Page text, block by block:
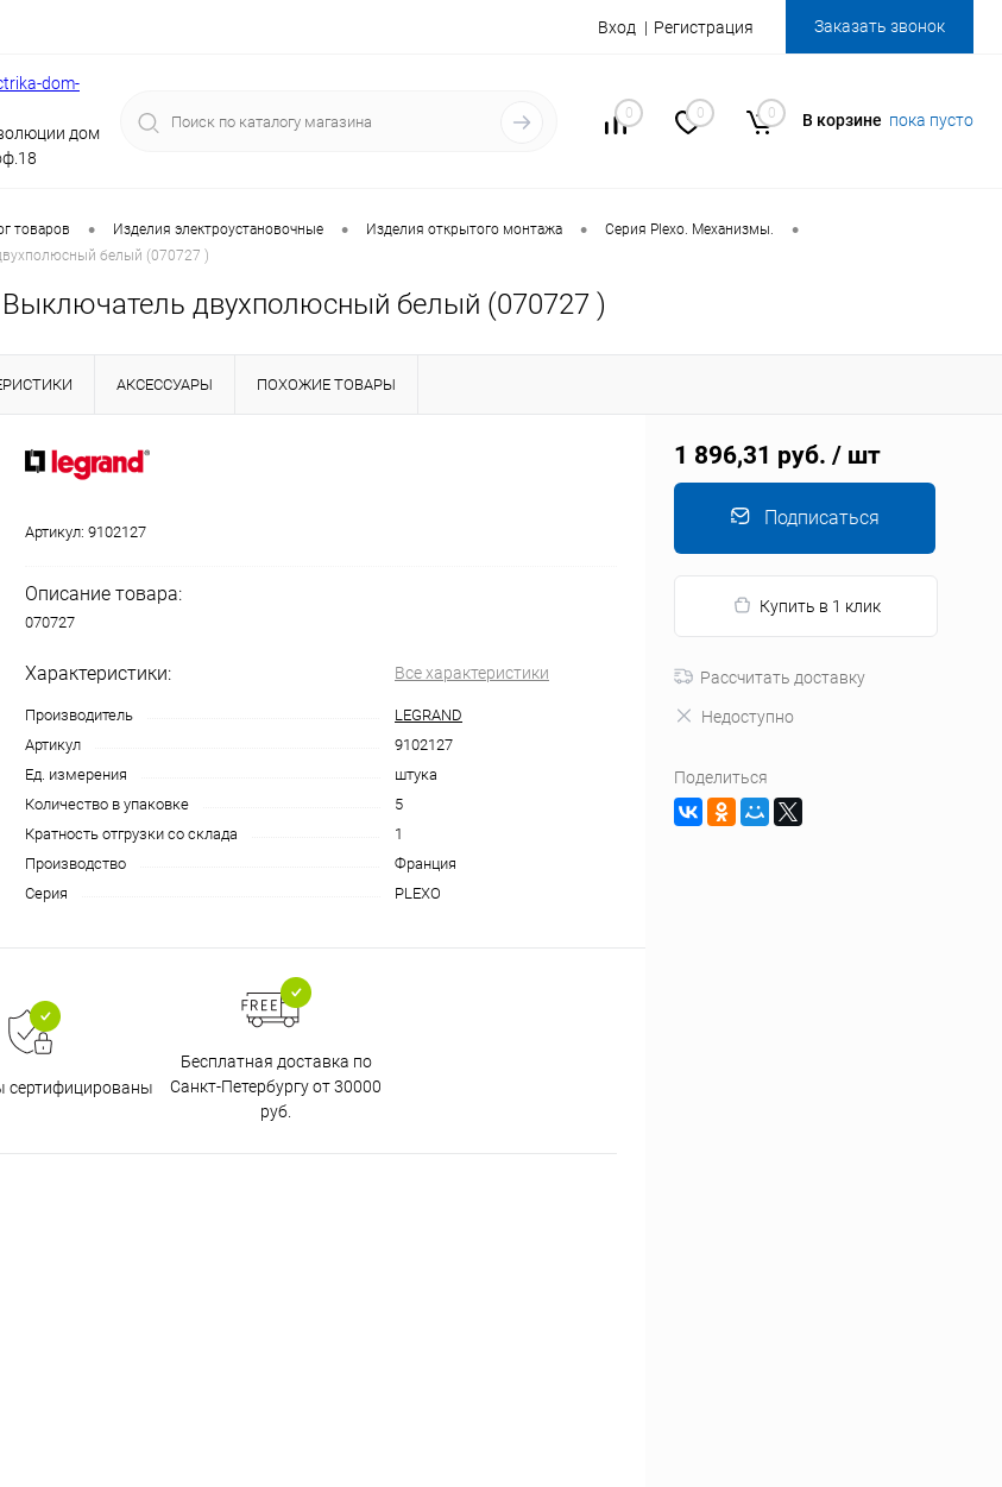
Вход Регистрация Заказать звонок
dom-
дом
0 0 0 В корзине пока пусто
товаров • Изделия электроустановочные • Изделия открытого монтажа • Серия Plexo. Механизмы. •
белый (070727 )
Выключатель двухполюсный белый (070727 )
АКСЕССУАРЫ ПОХОЖИЕ ТОВАРЫ
Артикул: 9102127
Описание товара:
070727
Характеристики: Все характеристики
Производитель
LEGRAND
Артикул
9102127
Ед. измерения
штука
Количество в упаковке
5
Кратность отгрузки со склада
1
Производство
Франция
Серия
PLEXO
сертифицированы
Бесплатная доставка по
Санкт-Петербургу от 30000
руб.
1 896,31 руб. / шт
Подписаться
Купить в 1 клик
Рассчитать доставку
Недоступно
Поделиться